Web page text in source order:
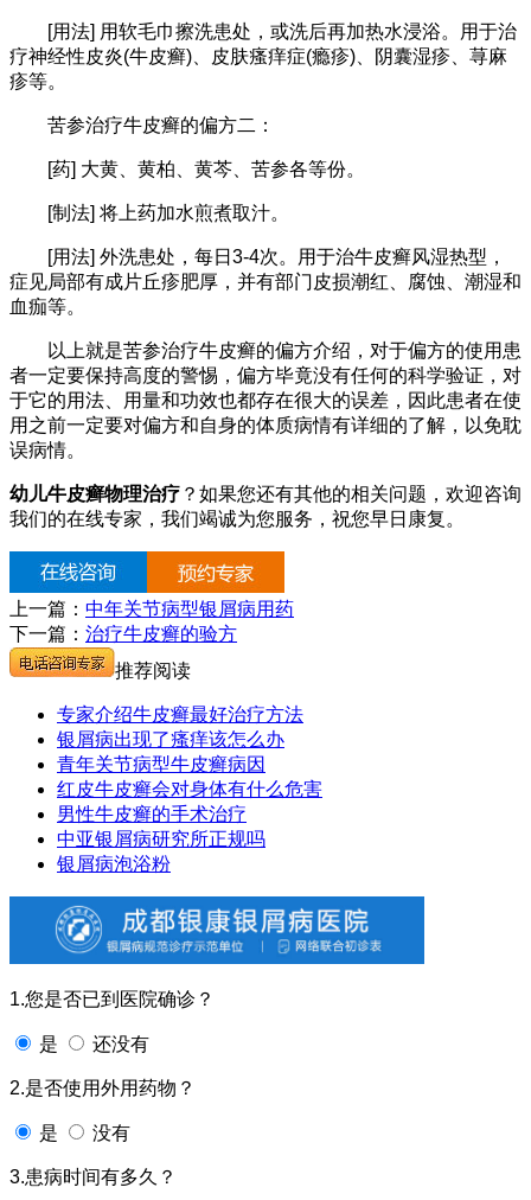
[用法] 用软毛巾擦洗患处，或洗后再加热水浸浴。用于治
疗神经性皮炎(牛皮癣)、皮肤瘙痒症(瘾疹)、阴囊湿疹、荨麻
疹等。
苦参治疗牛皮癣的偏方二：
[药] 大黄、黄柏、黄芩、苦参各等份。
[制法] 将上药加水煎煮取汁。
[用法] 外洗患处，每日3-4次。用于治牛皮癣风湿热型，
症见局部有成片丘疹肥厚，并有部门皮损潮红、腐蚀、潮湿和
血痂等。
以上就是苦参治疗牛皮癣的偏方介绍，对于偏方的使用患
者一定要保持高度的警惕，偏方毕竟没有任何的科学验证，对
于它的用法、用量和功效也都存在很大的误差，因此患者在使
用之前一定要对偏方和自身的体质病情有详细的了解，以免耽
误病情。
幼儿牛皮癣物理治疗 ？如果您还有其他的相关问题，欢迎咨询
我们的在线专家，我们竭诚为您服务，祝您早日康复。
上一篇： 中年关节病型银屑病用药
下一篇： 治疗牛皮癣的验方
推荐阅读
专家介绍牛皮癣最好治疗方法
银屑病出现了瘙痒该怎么办
青年关节病型牛皮癣病因
红皮牛皮癣会对身体有什么危害
男性牛皮癣的手术治疗
中亚银屑病研究所正规吗
银屑病泡浴粉
1.您是否已到医院确诊？
是 还没有
2.是否使用外用药物？
是 没有
3.患病时间有多久？